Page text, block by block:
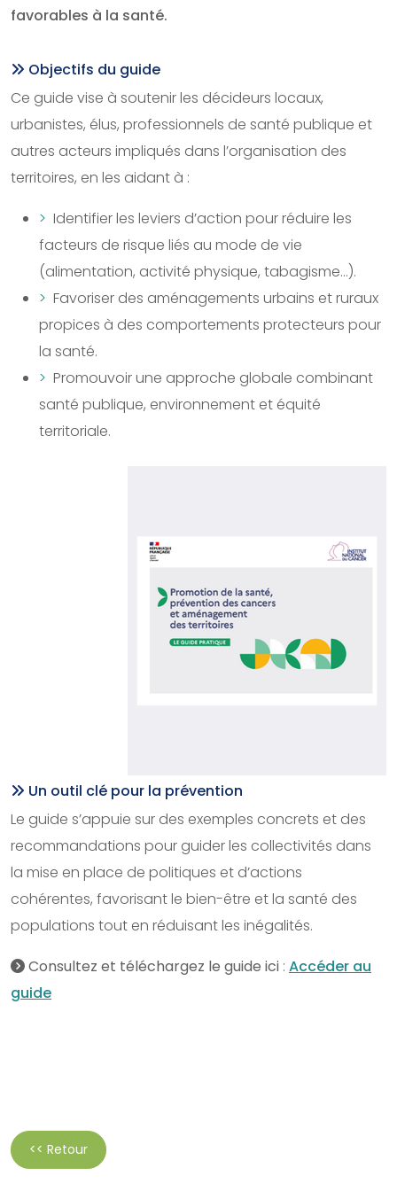
favorables à la santé.
Objectifs du guide
Ce guide vise à soutenir les décideurs locaux,
urbanistes, élus, professionnels de santé publique et
autres acteurs impliqués dans l’organisation des
territoires, en les aidant à :
Identifier les leviers d’action pour réduire les
facteurs de risque liés au mode de vie
(alimentation, activité physique, tabagisme…).
Favoriser des aménagements urbains et ruraux
propices à des comportements protecteurs pour
la santé.
Promouvoir une approche globale combinant
santé publique, environnement et équité
territoriale.
Un outil clé pour la prévention
Le guide s’appuie sur des exemples concrets et des
recommandations pour guider les collectivités dans
la mise en place de politiques et d’actions
cohérentes, favorisant le bien-être et la santé des
populations tout en réduisant les inégalités.
Consultez et téléchargez le guide ici : Accéder au
guide
<< Retour